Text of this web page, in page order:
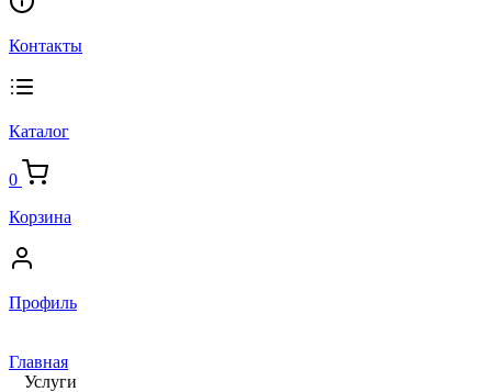
Контакты
Каталог
0
Корзина
Профиль
Главная
Услуги